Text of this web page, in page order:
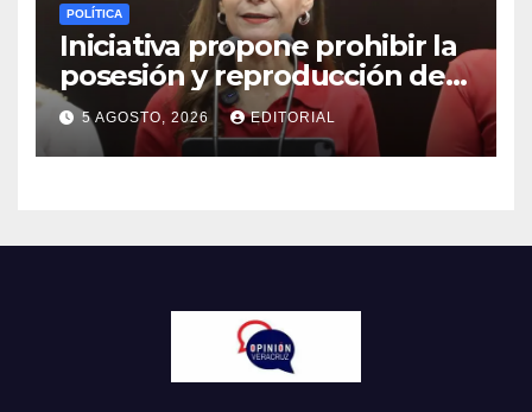
POLÍTICA
Iniciativa propone prohibir la
posesión y reproducción de
fauna silvestre como
mascotas para su
comercialización
5 AGOSTO, 2026 EDITORIAL